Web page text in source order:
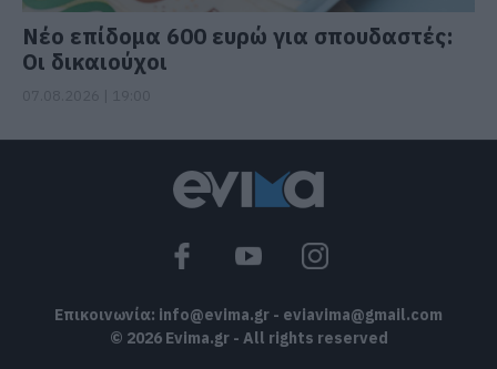
Νέο επίδομα 600 ευρώ για σπουδαστές:
Οι δικαιούχοι
Επικοινωνία: info@evima.gr - eviavima@gmail.com
© 2026 Evima.gr - All rights reserved